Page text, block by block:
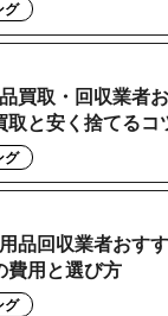
グ
買取・回収業者
取と安く捨てるコ
グ
品回収業者おす
費用と選び方
グ